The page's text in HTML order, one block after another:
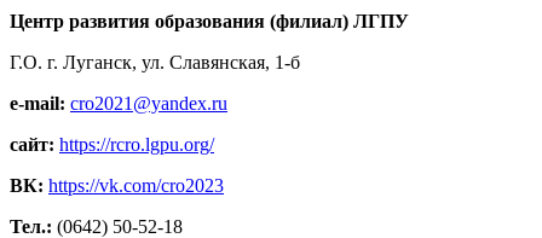
Центр развития образования (филиал) ЛГПУ
Г.О. г. Луганск, ул. Славянская, 1-б
e-mail: cro2021@yandex.ru
сайт: https://rcro.lgpu.org/
ВК: https://vk.com/cro2023
Тел.: (0642) 50-52-18